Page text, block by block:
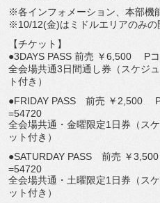
※各インフォメーション、本部機
※10/12(金)はミドルエリアのみの
【チケット】
●3DAYS PASS 前売 ￥6,500 P
全会場共通3日間通し券（スケジ
ト付き）
●FRIDAY PASS 前売 ￥2,500 P
=54720
全会場共通・金曜限定1日券（ス
ット付き）
●SATURDAY PASS 前売 ￥
=54720
全会場共通・土曜限定1日券（ス
ット付き）